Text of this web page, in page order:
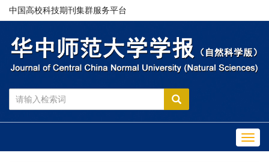
中国高校科技期刊集群服务平台